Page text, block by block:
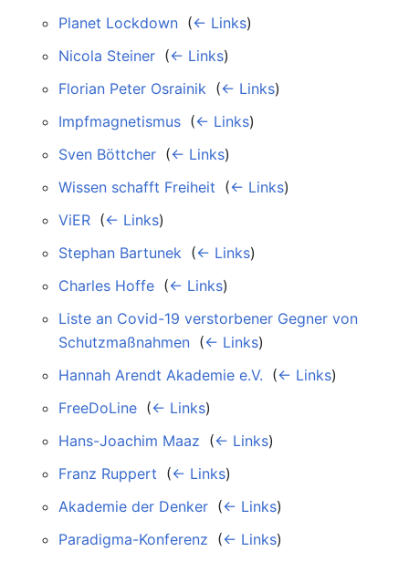
Planet Lockdown (← Links)
Nicola Steiner (← Links)
Florian Peter Osrainik (← Links)
Impfmagnetismus (← Links)
Sven Böttcher (← Links)
Wissen schafft Freiheit (← Links)
ViER (← Links)
Stephan Bartunek (← Links)
Charles Hoffe (← Links)
Liste an Covid-19 verstorbener Gegner von
Schutzmaßnahmen (← Links)
Hannah Arendt Akademie e.V. (← Links)
FreeDoLine (← Links)
Hans-Joachim Maaz (← Links)
Franz Ruppert (← Links)
Akademie der Denker (← Links)
Paradigma-Konferenz (← Links)